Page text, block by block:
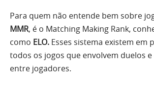
Para quem não entende bem sobre
MMR, é o Matching Making Rank,
como ELO. Esses sistema existem em
todos os jogos que envolvem duelos
entre jogadores.